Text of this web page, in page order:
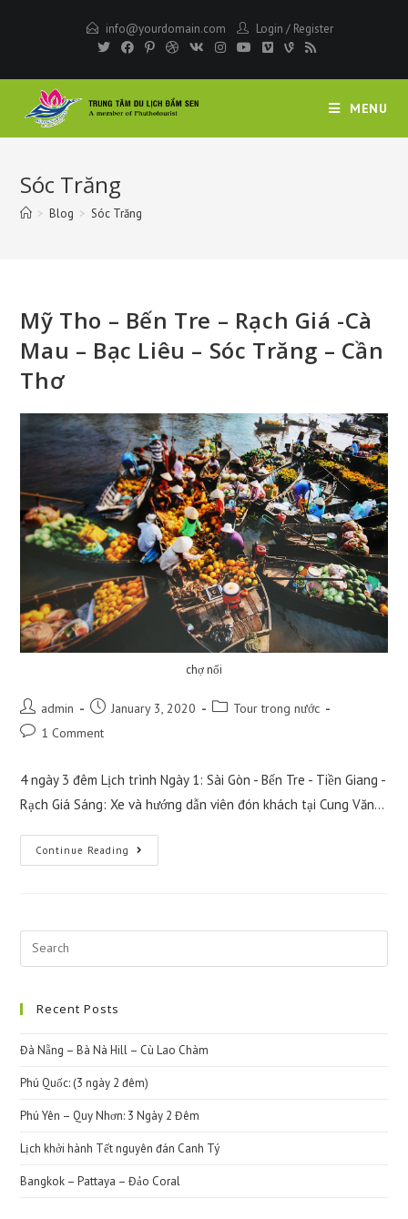
info@yourdomain.com Login / Register
MENU
Sóc Trăng
> Blog > Sóc Trăng
Mỹ Tho – Bến Tre – Rạch Giá -Cà
Mau – Bạc Liêu – Sóc Trăng – Cần
Thơ
chợ nổi
Post
author:
admin
Post
published:
January 3, 2020
PostTour trong nước
Post1 Comment
4 ngày 3 đêm Lịch trình Ngày 1: Sài Gòn - Bến Tre - Tiền Giang -
Rạch Giá Sáng: Xe và hướng dẫn viên đón khách tại Cung Văn…
Continue Reading Mỹ
Tho
Rạch
Cà
Sóc
Trăng
Cần
Thơ
Search
this
Recent Posts
Đà Nẵng – Bà Nà Hill – Cù Lao Chàm
Phú Quốc: (3 ngày 2 đêm)
Phú Yên – Quy Nhơn: 3 Ngày 2 Đêm
Lịch khởi hành Tết nguyên đán Canh Tý
Bangkok – Pattaya – Đảo Coral